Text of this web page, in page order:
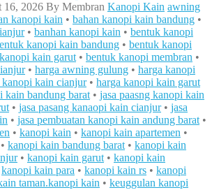
16, 2026 By Membran Kanopi Kain awning
kanopi kain • bahan kanopi kain bandung •
• banhan kanopi kain • bentuk kanopi
kanopi kain bandung • bentuk kanopi
kain garut • bentuk kanopi membran •
• harga awning gulung • harga kanopi
kanopi kain cianjur• harga kanopi kain garut
kain bandung barat • jasa paasng kanopi kain
• jasa pasang kanaopi kain cianjur• jasa
• jasa pembuatan kanopi kain andung barat •
• kanopi kain • kanopi kain apartemen •
• kanopi kain bandung barat • kanopi kain
• kanopi kain garut • kanopi kain
kanopi kain para • kanopi kain rs • kanopi
taman.kanopi kain • keuggulan kanopi